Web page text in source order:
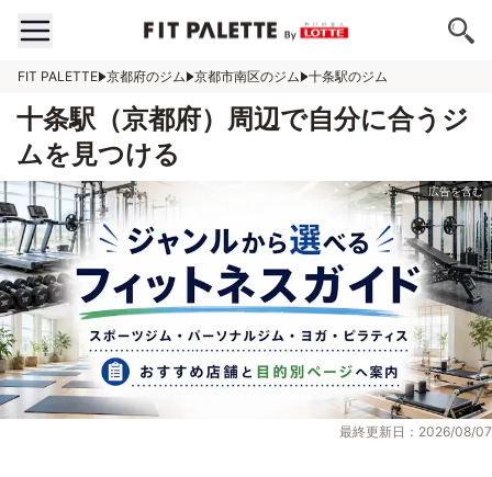
FIT PALETTE 京都府のジム 京都市南区のジム 十条駅のジム
十条駅（京都府）周辺で自分に合うジ
ムを見つける
最終更新日：2026/08/07